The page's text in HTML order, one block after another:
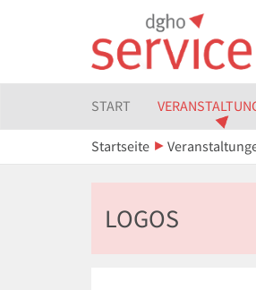
START
Startseite
LOGOS